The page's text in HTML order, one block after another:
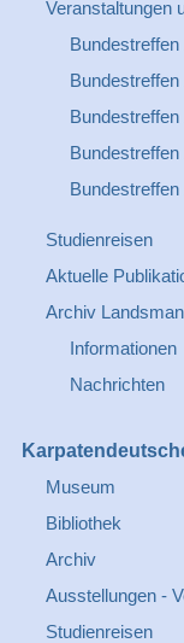
Veranstaltungen
Bundestreffen
Bundestreffen
Bundestreffen
Bundestreffen
Bundestreffen
Studienreisen
Aktuelle
Archiv
Informationen
Nachrichten
Museum
Bibliothek
Archiv
Ausstellungen -
Studienreisen